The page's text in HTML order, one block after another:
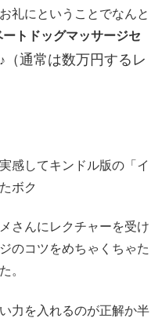
礼にということでなんと
トドッグマッサージセ
（通常は数万円するレ
感してキンドル版の「イ
ボク
さんにレクチャーを受け
のコツをめちゃくちゃた
。
力を入れるのが正解か半